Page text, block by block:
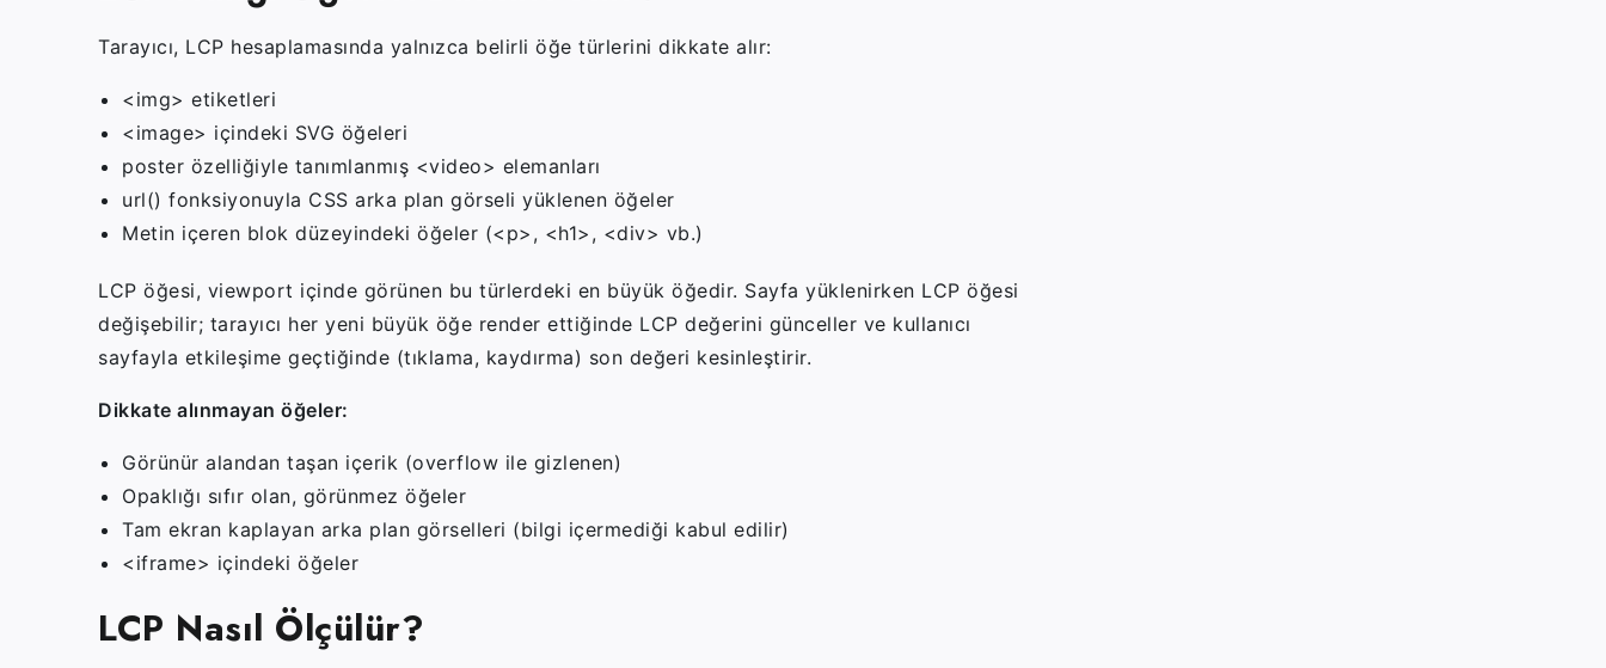
Tarayıcı, LCP hesaplamasında yalnızca belirli öğe türlerini dikkate alır:
<img> etiketleri
<image> içindeki SVG öğeleri
poster özelliğiyle tanımlanmış <video> elemanları
url() fonksiyonuyla CSS arka plan görseli yüklenen öğeler
Metin içeren blok düzeyindeki öğeler (<p> , <h1> , <div> vb.)
LCP öğesi, viewport içinde görünen bu türlerdeki en büyük öğedir. Sayfa yüklenirken LCP öğesi
değişebilir; tarayıcı her yeni büyük öğe render ettiğinde LCP değerini günceller ve kullanıcı
sayfayla etkileşime geçtiğinde (tıklama, kaydırma) son değeri kesinleştirir.
Dikkate alınmayan öğeler:
Görünür alandan taşan içerik (overflow ile gizlenen)
Opaklığı sıfır olan, görünmez öğeler
Tam ekran kaplayan arka plan görselleri (bilgi içermediği kabul edilir)
<iframe> içindeki öğeler
LCP Nasıl Ölçülür?